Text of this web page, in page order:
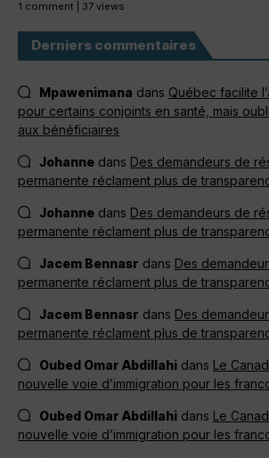
1 comment 37 views
Derniers commentaires
Mpawenimana dans Québec facilite
pour certains conjoints en santé, mais
aux bénéficiaires
Johanne dans Des demandeurs de
permanente réclament plus de
Johanne dans Des demandeurs de
permanente réclament plus de
Jacem Bennasr dans Des
permanente réclament plus de
Jacem Bennasr dans Des
permanente réclament plus de
Oubed Omar Abdillahi dans Le
nouvelle voie d’immigration pour les
Oubed Omar Abdillahi dans Le
nouvelle voie d’immigration pour les